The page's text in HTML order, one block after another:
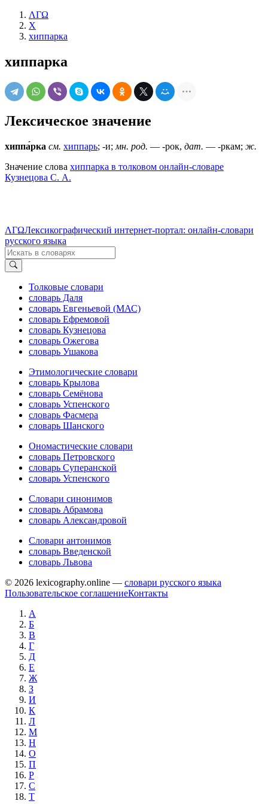
ΛΓΩ
Х
хиппарка
хиппарка
Лексическое значение
хиппа́рка см. хиппарь; -и; мн. род. — -рок, дат. — -ркам; ж.
Значение слова хиппарка в толковом онлайн-словаре
Кузнецова С. А.
ΛΓΩЛексикографический интернет-портал: онлайн-словари
русского языка
Толковые словари
словарь Даля
словарь Евгеньевой (МАС)
словарь Ефремовой
словарь Кузнецова
словарь Ожегова
словарь Ушакова
Этимологические словари
словарь Крылова
словарь Семёнова
словарь Успенского
словарь Фасмера
словарь Шанского
Ономастические словари
словарь Петровского
словарь Суперанской
словарь Успенского
Словари синонимов
словарь Абрамова
словарь Александровой
Словари антонимов
словарь Введенской
словарь Львова
© 2026 lexicography.online — словари русского языка
Пользовательское соглашениеКонтакты
А
Б
В
Г
Д
Е
Ж
З
И
К
Л
М
Н
О
П
Р
С
Т